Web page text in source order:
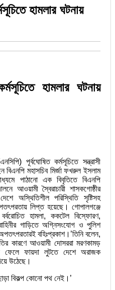
হামলার ঘটনায়
হামলার ঘটনায়
পূর্বঘোষিত কর্মসূচিতে সন্ত্রাসী
বিএনপি মহাসচিব মির্জা ফখরুল ইসলাম
পাঠানো এক বিবৃতিতে বিএনপি
আওয়ামী স্বৈরাচারী শাসকগোষ্ঠীর
অস্থিতিশীল পরিস্থিতি সৃষ্টিসহ
লিপ্ত হয়েছে। গোপালগঞ্জে
হামলা, ককটেল বিস্ফোরণ,
গাড়িতে অগ্নিসংযোগ ও পুলিশ
বহিঃপ্রকাশ।’তিনি বলেন,
কারণে আওয়ামী দোসররা মরণকামড়
ফেলে ফায়দা লুটতে দেশে অরাজক
উঠেছে।
বিকল্প কোনো পথ নেই।’